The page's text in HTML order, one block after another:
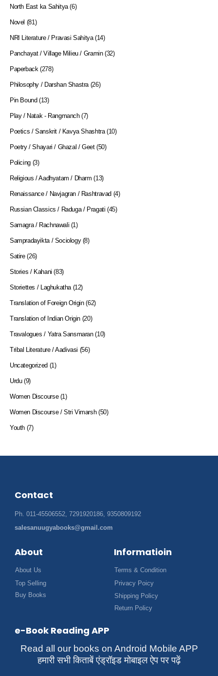
North East ka Sahitya (6)
Novel (81)
NRI Literature / Pravasi Sahitya (14)
Panchayat / Village Milieu / Gramin (32)
Paperback (278)
Philosophy / Darshan Shastra (26)
Pin Bound (13)
Play / Natak - Rangmanch (7)
Poetics / Sanskrit / Kavya Shashtra (10)
Poetry / Shayari / Ghazal / Geet (50)
Policing (3)
Religious / Aadhyatam / Dharm (13)
Renaissance / Navjagran / Rashtravad (4)
Russian Classics / Raduga / Pragati (45)
Samagra / Rachnawali (1)
Sampradayikta / Sociology (8)
Satire (26)
Stories / Kahani (83)
Storiettes / Laghukatha (12)
Translation of Foreign Origin (62)
Translation of Indian Origin (20)
Travalogues / Yatra Sansmaran (10)
Tribal Literature / Aadivasi (56)
Uncategorized (1)
Urdu (9)
Women Discourse (1)
Women Discourse / Stri Vimarsh (50)
Youth (7)
Contact
Ph. 011-45506552, 7291920186, 9350809192
salesanuugyabooks@gmail.com
About
About Us
Top Selling
Buy Books
Informatioin
Terms & Condition
Privacy Poicy
Shipping Policy
Return Policy
e-Book Reading APP
Read all our books on Android Mobile APP
हमारी सभी किताबें एंड्रॉइड मोबाइल ऐप पर पढ़ें